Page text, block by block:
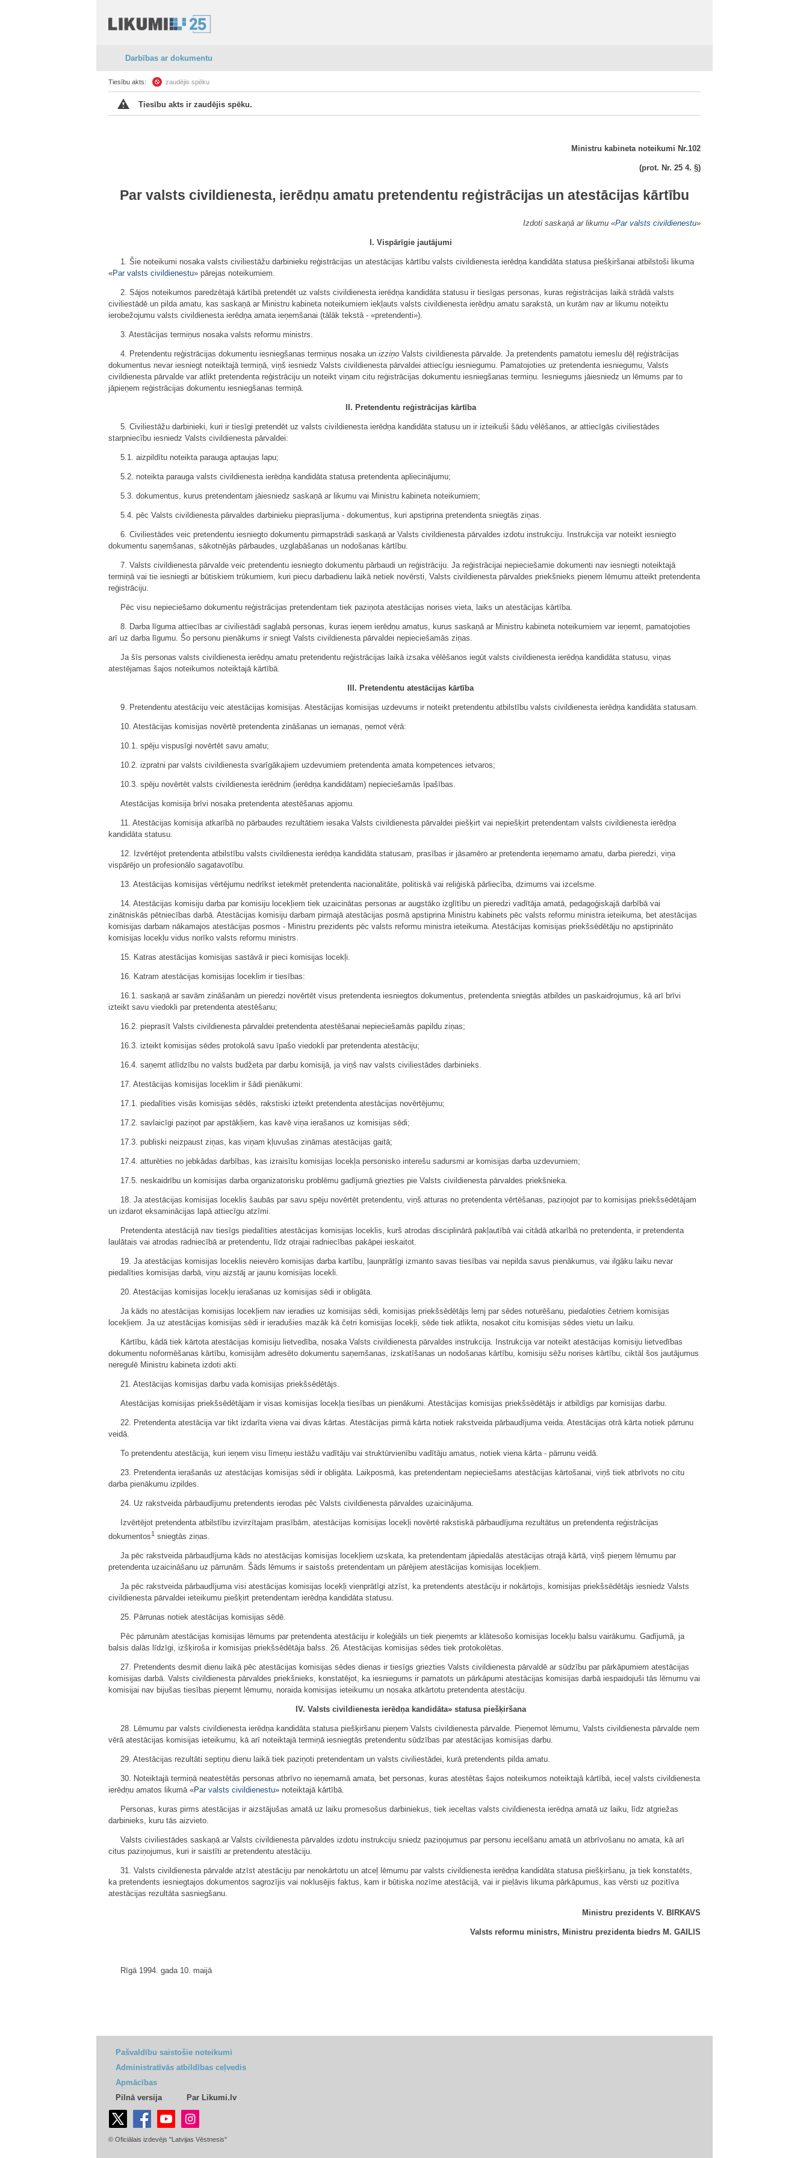
Darbības ar dokumentu
Tiesību akts: zaudējis spēku
Tiesību akts ir zaudējis spēku.
Ministru kabineta noteikumi Nr.102
(prot. Nr. 25 4. §)
Par valsts civildienesta, ierēdņu amatu pretendentu reģistrācijas un atestācijas kārtību
Izdoti saskaņā ar likumu «Par valsts civildienestu»
I. Vispārīgie jautājumi
1. Šie noteikumi nosaka valsts civiliestāžu darbinieku reģistrācijas un atestācijas kārtību valsts civildienesta ierēdņa kandidāta statusa piešķiršanai atbilstoši likuma
«Par valsts civildienestu» pārejas noteikumiem.
2. Sājos noteikumos paredzētajā kārtībā pretendēt uz valsts civildienesta ierēdņa kandidāta statusu ir tiesīgas personas, kuras reģistrācijas laikā strādā valsts
civiliestādē un pilda amatu, kas saskaņā ar Ministru kabineta noteikumiem iekļauts valsts civildienesta ierēdņu amatu sarakstā, un kurām nav ar likumu noteiktu
ierobežojumu valsts civildienesta ierēdņa amata ieņemšanai (tālāk tekstā - «pretendenti»).
3. Atestācijas termiņus nosaka valsts reformu ministrs.
4. Pretendentu reģistrācijas dokumentu iesniegšanas termiņus nosaka un izziņo Valsts civildienesta pārvalde. Ja pretendents pamatotu iemeslu dēļ reģistrācijas
dokumentus nevar iesniegt noteiktajā termiņā, viņš iesniedz Valsts civildienesta pārvaldei attiecīgu iesniegumu. Pamatojoties uz pretendenta iesniegumu, Valsts
civildienesta pārvalde var atlikt pretendenta reģistrāciju un noteikt viņam citu reģistrācijas dokumentu iesniegšanas termiņu. Iesniegums jāiesniedz un lēmums par to
jāpieņem reģistrācijas dokumentu iesniegšanas termiņā.
II. Pretendentu reģistrācijas kārtība
5. Civiliestāžu darbinieki, kuri ir tiesīgi pretendēt uz valsts civildienesta ierēdņa kandidāta statusu un ir izteikuši šādu vēlēšanos, ar attiecīgās civiliestādes
starpniecību iesniedz Valsts civildienesta pārvaldei:
5.1. aizpildītu noteikta parauga aptaujas lapu;
5.2. noteikta parauga valsts civildienesta ierēdņa kandidāta statusa pretendenta apliecinājumu;
5.3. dokumentus, kurus pretendentam jāiesniedz saskaņā ar likumu vai Ministru kabineta noteikumiem;
5.4. pēc Valsts civildienesta pārvaldes darbinieku pieprasījuma - dokumentus, kuri apstiprina pretendenta sniegtās ziņas.
6. Civiliestādes veic pretendentu iesniegto dokumentu pirmapstrādi saskaņā ar Valsts civildienesta pārvaldes izdotu instrukciju. Instrukcija var noteikt iesniegto
dokumentu saņemšanas, sākotnējās pārbaudes, uzglabāšanas un nodošanas kārtību.
7. Valsts civildienesta pārvalde veic pretendentu iesniegto dokumentu pārbaudi un reģistrāciju. Ja reģistrācijai nepieciešamie dokumenti nav iesniegti noteiktajā
termiņā vai tie iesniegti ar būtiskiem trūkumiem, kuri piecu darbadienu laikā netiek novērsti, Valsts civildienesta pārvaldes priekšnieks pieņem lēmumu atteikt pretendenta
reģistrāciju.
Pēc visu nepieciešamo dokumentu reģistrācijas pretendentam tiek paziņota atestācijas norises vieta, laiks un atestācijas kārtība.
8. Darba līguma attiecības ar civiliestādi saglabā personas, kuras ieņem ierēdņu amatus, kurus saskaņā ar Ministru kabineta noteikumiem var ieņemt, pamatojoties
arī uz darba līgumu. Šo personu pienākums ir sniegt Valsts civildienesta pārvaldei nepieciešamās ziņas.
Ja šīs personas valsts civildienesta ierēdņu amatu pretendentu reģistrācijas laikā izsaka vēlēšanos iegūt valsts civildienesta ierēdņa kandidāta statusu, viņas
atestējamas šajos noteikumos noteiktajā kārtībā.
III. Pretendentu atestācijas kārtība
9. Pretendentu atestāciju veic atestācijas komisijas. Atestācijas komisijas uzdevums ir noteikt pretendentu atbilstību valsts civildienesta ierēdņa kandidāta statusam.
10. Atestācijas komisijas novērtē pretendenta zināšanas un iemaņas, ņemot vērā:
10.1. spēju vispusīgi novērtēt savu amatu;
10.2. izpratni par valsts civildienesta svarīgākajiem uzdevumiem pretendenta amata kompetences ietvaros;
10.3. spēju novērtēt valsts civildienesta ierēdnim (ierēdņa kandidātam) nepieciešamās īpašības.
Atestācijas komisija brīvi nosaka pretendenta atestēšanas apjomu.
11. Atestācijas komisija atkarībā no pārbaudes rezultātiem iesaka Valsts civildienesta pārvaldei piešķirt vai nepiešķirt pretendentam valsts civildienesta ierēdņa
kandidāta statusu.
12. Izvērtējot pretendenta atbilstību valsts civildienesta ierēdņa kandidāta statusam, prasības ir jāsamēro ar pretendenta ieņemamo amatu, darba pieredzi, viņa
vispārējo un profesionālo sagatavotību.
13. Atestācijas komisijas vērtējumu nedrīkst ietekmēt pretendenta nacionalitāte, politiskā vai reliģiskā pārliecība, dzimums vai izcelsme.
14. Atestācijas komisiju darba par komisiju locekļiem tiek uzaicinātas personas ar augstāko izglītību un pieredzi vadītāja amatā, pedagoģiskajā darbībā vai
zinātniskās pētniecības darbā. Atestācijas komisiju darbam pirmajā atestācijas posmā apstiprina Ministru kabinets pēc valsts reformu ministra ieteikuma, bet atestācijas
komisijas darbam nākamajos atestācijas posmos - Ministru prezidents pēc valsts reformu ministra ieteikuma. Atestācijas komisijas priekšsēdētāju no apstiprināto
komisijas locekļu vidus norīko valsts reformu ministrs.
15. Katras atestācijas komisijas sastāvā ir pieci komisijas locekļi.
16. Katram atestācijas komisijas loceklim ir tiesības:
16.1. saskaņā ar savām zināšanām un pieredzi novērtēt visus pretendenta iesniegtos dokumentus, pretendenta sniegtās atbildes un paskaidrojumus, kā arī brīvi
izteikt savu viedokli par pretendenta atestēšanu;
16.2. pieprasīt Valsts civildienesta pārvaldei pretendenta atestēšanai nepieciešamās papildu ziņas;
16.3. izteikt komisijas sēdes protokolā savu īpašo viedokli par pretendenta atestāciju;
16.4. saņemt atlīdzību no valsts budžeta par darbu komisijā, ja viņš nav valsts civiliestādes darbinieks.
17. Atestācijas komisijas loceklim ir šādi pienākumi:
17.1. piedalīties visās komisijas sēdēs, rakstiski izteikt pretendenta atestācijas novērtējumu;
17.2. savlaicīgi paziņot par apstākļiem, kas kavē viņa ierašanos uz komisijas sēdi;
17.3. publiski neizpaust ziņas, kas viņam kļuvušas zināmas atestācijas gaitā;
17.4. atturēties no jebkādas darbības, kas izraisītu komisijas locekļa personisko interešu sadursmi ar komisijas darba uzdevumiem;
17.5. neskaidrību un komisijas darba organizatorisku problēmu gadījumā griezties pie Valsts civildienesta pārvaldes priekšnieka.
18. Ja atestācijas komisijas loceklis šaubās par savu spēju novērtēt pretendentu, viņš atturas no pretendenta vērtēšanas, paziņojot par to komisijas priekšsēdētājam
un izdarot eksaminācijas lapā attiecīgu atzīmi.
Pretendenta atestācijā nav tiesīgs piedalīties atestācijas komisijas loceklis, kurš atrodas disciplinārā pakļautībā vai citādā atkarībā no pretendenta, ir pretendenta
laulātais vai atrodas radniecībā ar pretendentu, līdz otrajai radniecības pakāpei ieskaitot.
19. Ja atestācijas komisijas loceklis neievēro komisijas darba kartību, ļaunprātīgi izmanto savas tiesības vai nepilda savus pienākumus, vai ilgāku laiku nevar
piedalīties komisijas darbā, viņu aizstāj ar jaunu komisijas locekli.
20. Atestācijas komisijas locekļu ierašanas uz komisijas sēdi ir obligāta.
Ja kāds no atestācijas komisijas locekļiem nav ieradies uz komisijas sēdi, komisijas priekšsēdētājs lemj par sēdes noturēšanu, piedaloties četriem komisijas
locekļiem. Ja uz atestācijas komisijas sēdi ir ieradušies mazāk kā četri komisijas locekļi, sēde tiek atlikta, nosakot citu komisijas sēdes vietu un laiku.
Kārtību, kādā tiek kārtota atestācijas komisiju lietvedība, nosaka Valsts civildienesta pārvaldes instrukcija. Instrukcija var noteikt atestācijas komisiju lietvedības
dokumentu noformēšanas kārtību, komisijām adresēto dokumentu saņemšanas, izskatīšanas un nodošanas kārtību, komisiju sēžu norises kārtību, ciktāl šos jautājumus
neregulē Ministru kabineta izdoti akti.
21. Atestācijas komisijas darbu vada komisijas priekšsēdētājs.
Atestācijas komisijas priekšsēdētājam ir visas komisijas locekļa tiesības un pienākumi. Atestācijas komisijas priekšsēdētājs ir atbildīgs par komisijas darbu.
22. Pretendenta atestācija var tikt izdarīta viena vai divas kārtas. Atestācijas pirmā kārta notiek rakstveida pārbaudījuma veida. Atestācijas otrā kārta notiek pārrunu
veidā.
To pretendentu atestācija, kuri ieņem visu līmeņu iestāžu vadītāju vai struktūrvienību vadītāju amatus, notiek viena kārta - pārrunu veidā.
23. Pretendenta ierašanās uz atestācijas komisijas sēdi ir obligāta. Laikposmā, kas pretendentam nepieciešams atestācijas kārtošanai, viņš tiek atbrīvots no citu
darba pienākumu izpildes.
24. Uz rakstveida pārbaudījumu pretendents ierodas pēc Valsts civildienesta pārvaldes uzaicinājuma.
Izvērtējot pretendenta atbilstību izvirzītajam prasībām, atestācijas komisijas locekļi novērtē rakstiskā pārbaudījuma rezultātus un pretendenta reģistrācijas
dokumentos1 sniegtās ziņas.
Ja pēc rakstveida pārbaudījuma kāds no atestācijas komisijas locekļiem uzskata, ka pretendentam jāpiedalās atestācijas otrajā kārtā, viņš pieņem lēmumu par
pretendenta uzaicināšanu uz pārrunām. Šāds lēmums ir saistošs pretendentam un pārējiem atestācijas komisijas locekļiem.
Ja pēc rakstveida pārbaudījuma visi atestācijas komisijas locekļi vienprātīgi atzīst, ka pretendents atestāciju ir nokārtojis, komisijas priekšsēdētājs iesniedz Valsts
civildienesta pārvaldei ieteikumu piešķirt pretendentam ierēdņa kandidāta statusu.
25. Pārrunas notiek atestācijas komisijas sēdē.
Pēc pārrunām atestācijas komisijas lēmums par pretendenta atestāciju ir koleģiāls un tiek pieņemts ar klātesošo komisijas locekļu balsu vairākumu. Gadījumā, ja
balsis dalās līdzīgi, izšķiroša ir komisijas priekšsēdētāja balss. 26. Atestācijas komisijas sēdes tiek protokolētas.
27. Pretendents desmit dienu laikā pēc atestācijas komisijas sēdes dienas ir tiesīgs griezties Valsts civildienesta pārvaldē ar sūdzību par pārkāpumiem atestācijas
komisijas darbā. Valsts civildienesta pārvaldes priekšnieks, konstatējot, ka iesniegums ir pamatots un pārkāpumi atestācijas komisijas darbā iespaidojuši tās lēmumu vai
komisijai nav bijušas tiesības pieņemt lēmumu, noraida komisijas ieteikumu un nosaka atkārtotu pretendenta atestāciju.
IV. Valsts civildienesta ierēdņa kandidāta» statusa piešķiršana
28. Lēmumu par valsts civildienesta ierēdņa kandidāta statusa piešķiršanu pieņem Valsts civildienesta pārvalde. Pieņemot lēmumu, Valsts civildienesta pārvalde ņem
vērā atestācijas komisijas ieteikumu, kā arī noteiktajā termiņā iesniegtās pretendentu sūdzības par atestācijas komisijas darbu.
29. Atestācijas rezultāti septiņu dienu laikā tiek paziņoti pretendentam un valsts civiliestādei, kurā pretendents pilda amatu.
30. Noteiktajā termiņā neatestētās personas atbrīvo no ieņemamā amata, bet personas, kuras atestētas šajos noteikumos noteiktajā kārtībā, ieceļ valsts civildienesta
ierēdņu amatos likumā «Par valsts civildienestu» noteiktajā kārtībā.
Personas, kuras pirms atestācijas ir aizstājušas amatā uz laiku promesošus darbiniekus, tiek ieceltas valsts civildienesta ierēdņa amatā uz laiku, līdz atgriežas
darbinieks, kuru tās aizvieto.
Valsts civiliestādes saskaņā ar Valsts civildienesta pārvaldes izdotu instrukciju sniedz paziņojumus par personu iecelšanu amatā un atbrīvošanu no amata, kā arī
citus paziņojumus, kuri ir saistīti ar pretendentu atestāciju.
31. Valsts civildienesta pārvalde atzīst atestāciju par nenokārtotu un atceļ lēmumu par valsts civildienesta ierēdņa kandidāta statusa piešķiršanu, ja tiek konstatēts,
ka pretendents iesniegtajos dokumentos sagrozījis vai noklusējis faktus, kam ir būtiska nozīme atestācijā, vai ir pieļāvis likuma pārkāpumus, kas vērsti uz pozitīva
atestācijas rezultāta sasniegšanu.
Ministru prezidents V. BIRKAVS
Valsts reformu ministrs, Ministru prezidenta biedrs M. GAILIS
Rīgā 1994. gada 10. maijā
Pašvaldību saistošie noteikumi
Administratīvās atbildības ceļvedis
Apmācības
Pilnā versija
Par Likumi.lv
© Oficiālais izdevējs "Latvijas Vēstnesis"